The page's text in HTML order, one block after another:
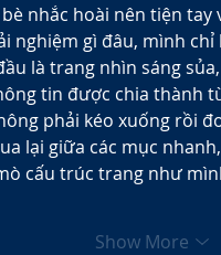
nhắc hoài nên tiện
nghiệm gì đâu, mình
là trang nhìn sáng
tin được chia thành
phải kéo xuống rồi
lại giữa các mục
cấu trúc trang như
Show More